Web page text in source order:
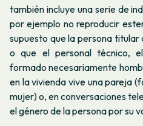
también incluye una serie de
por ejemplo no reproducir
supuesto que la persona
o que el personal técnico,
formado necesariamente
en la vivienda vive una pareja
mujer) o, en conversaciones
el género de la persona por su